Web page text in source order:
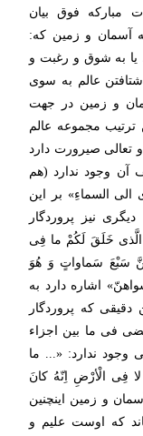
مباركه فوق بیان
آسمان و زمین كه:
یا به شوق و رغبت و
عالم به سوى
و زمین در جهت
مجموعه عالم
تعالى صیرورت دارد
آن وجود ندارد (هم
الى السماءِ» بر این
نیز پروردگار
الَّذى خَلَقَ لَكُمْ ما فِى
سَبْعَ سَماواتٍ وَ هُوَ
/ 29). معناى «سواهنّ» اشاره دارد به
كه پروردگار
فى ما بین اجزاء
وجود ندارد: «... ما
فِى الْأرْضِ اِنّهُ كانَ
را در آسمان و زمین اینچنین
كه اوست علیم و